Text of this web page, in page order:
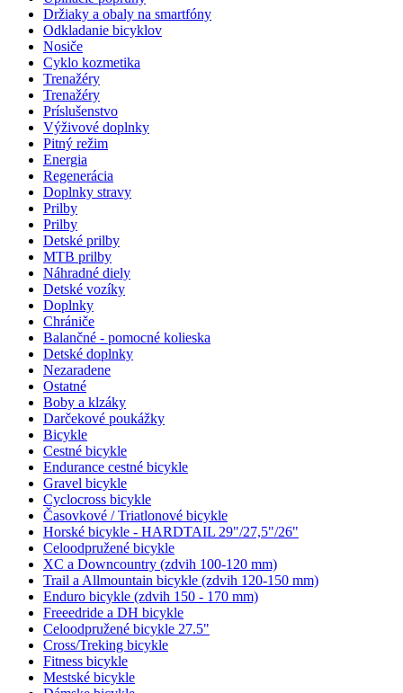
Držiaky a obaly na smartfóny
Odkladanie bicyklov
Nosiče
Cyklo kozmetika
Trenažéry
Trenažéry
Príslušenstvo
Výživové doplnky
Pitný režim
Energia
Regenerácia
Doplnky stravy
Prilby
Prilby
Detské prilby
MTB prilby
Náhradné diely
Detské vozíky
Doplnky
Chrániče
Balančné - pomocné kolieska
Detské doplnky
Nezaradene
Ostatné
Boby a klzáky
Darčekové poukážky
Bicykle
Cestné bicykle
Endurance cestné bicykle
Gravel bicykle
Cyclocross bicykle
Časovkové / Triatlonové bicykle
Horské bicykle - HARDTAIL 29"/27,5"/26"
Celoodpružené bicykle
XC a Downcountry (zdvih 100-120 mm)
Trail a Allmountain bicykle (zdvih 120-150 mm)
Enduro bicykle (zdvih 150 - 170 mm)
Freeedride a DH bicykle
Celoodpružené bicykle 27.5"
Cross/Treking bicykle
Fitness bicykle
Mestské bicykle